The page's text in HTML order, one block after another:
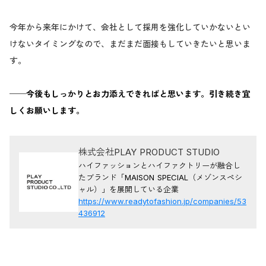
今年から来年にかけて、会社として採用を強化していかないとい
けないタイミングなので、まだまだ面接もしていきたいと思いま
す。
──今後もしっかりとお力添えできればと思います。引き続き宜
しくお願いします。
株式会社PLAY PRODUCT STUDIO
ハイファッションとハイファクトリーが融合し
たブランド「MAISON SPECIAL（メゾンスペシ
ャル）」を展開している企業
https://www.readytofashion.jp/companies/53
436912